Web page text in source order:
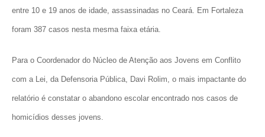
entre 10 e 19 anos de idade, assassinadas no Ceará. Em Fortaleza
foram 387 casos nesta mesma faixa etária.
Para o Coordenador do Núcleo de Atenção aos Jovens em Conflito
com a Lei, da Defensoria Pública, Davi Rolim, o mais impactante do
relatório é constatar o abandono escolar encontrado nos casos de
homicídios desses jovens.